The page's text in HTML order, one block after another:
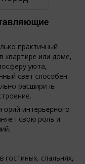
практичный
квартире или доме,
уюта,
свет способен
расширить
интерьерного
свою роль и
гостиных, спальнях,